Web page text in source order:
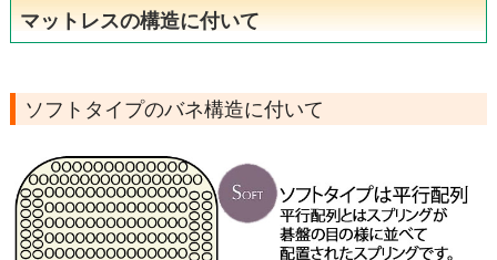
マットレスの構造に付いて
ソフトタイプのバネ構造に付いて